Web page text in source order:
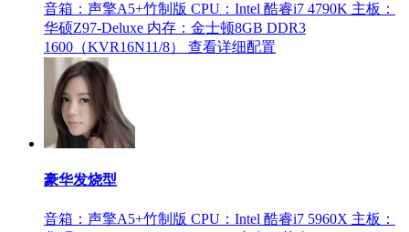
音箱：声擎A5+竹制版 CPU：Intel 酷睿i7 4790K 主板：
华硕Z97-Deluxe 内存：金士顿8GB DDR3
1600（KVR16N11/8）
查看详细配置
豪华发烧型
音箱：声擎A5+竹制版 CPU：Intel 酷睿i7 5960X 主板：